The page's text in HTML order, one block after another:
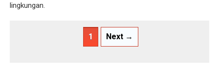
lingkungan.
1 Next →